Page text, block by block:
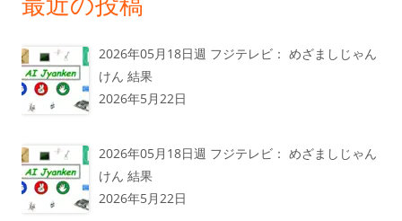
2026年05月18日週 フジテレビ： めざましじゃん
けん 結果
2026年5月22日
2026年05月18日週 フジテレビ： めざましじゃん
けん 結果
2026年5月22日